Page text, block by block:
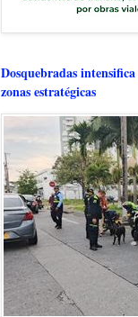
Dosquebradas
zonas estratégicas